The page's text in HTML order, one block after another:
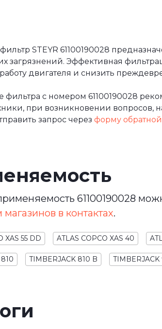
STEYR 61100190028
загрязнений. Эффективная
двигателя и снизить
фильтра с номером 61100190028
при возникновении вопросов,
запрос через форму обратной
61100190028
в контактах.
XAS 55 DD ATLAS COPCO XAS 40
TIMBERJACK 810 B TIMBERJACK